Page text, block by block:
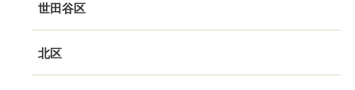
世田谷区
北区